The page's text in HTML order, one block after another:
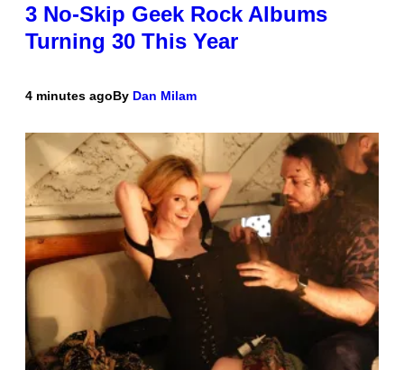
3 No-Skip Geek Rock Albums
Turning 30 This Year
4 minutes agoBy Dan Milam